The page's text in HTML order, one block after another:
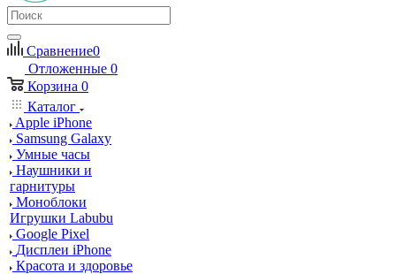
Сравнение0
Отложенные 0
Корзина 0
Каталог
Apple iPhone
Samsung Galaxy
Умные часы
Наушники и
гарнитуры
Моноблоки
Игрушки Labubu
Google Pixel
Дисплеи iPhone
Красота и здоровье